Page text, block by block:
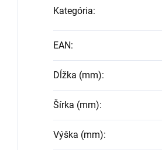
Kategória:
EAN:
Dĺžka (mm):
Šírka (mm):
Výška (mm):